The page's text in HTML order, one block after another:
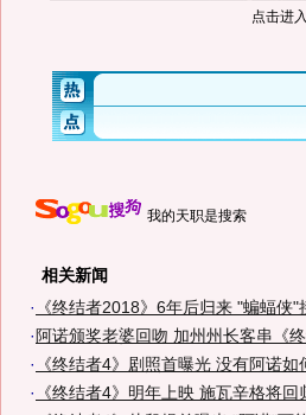
点击进
我的天职是搜索
相关新闻
· 《终结者2018》6年后归来 "蝙蝠侠"
· 阿诺颁奖老婆回吻 加州州长客串《终
· 《终结者4》剧照首曝光 没有阿诺如
· 《终结者4》明年上映 施瓦辛格将回